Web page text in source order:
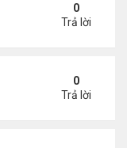
nhất thế giới
0
Trả lời
sản xuất giày
0
Trả lời